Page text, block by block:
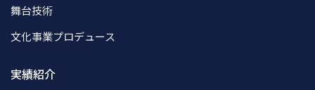
舞台技術
文化事業プロデュース
実績紹介